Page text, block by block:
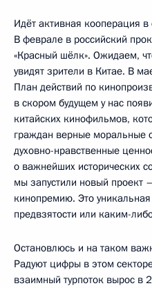
Идёт активная кооперация
В феврале в российский
«Красный шёлк». Ожидаем,
увидят зрители в Китае. В
План действий по
в скором будущем у нас
китайских кинофильмов,
граждан верные моральные
духовно-нравственные
о важнейших исторических
мы запустили новый проект
кинопремию. Это
предвзятости или каким-
Остановлюсь и на таком
Радуют цифры в этом
взаимный турпоток вырос в